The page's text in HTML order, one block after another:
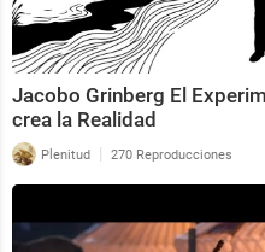
Jacobo Grinberg El
crea la Realidad
Plenitud | 270 Reproducciones